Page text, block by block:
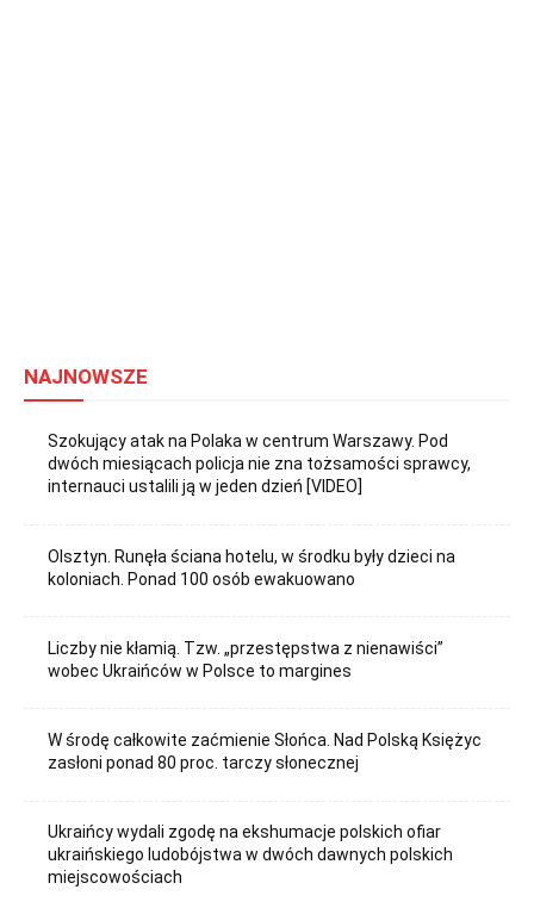
NAJNOWSZE
Szokujący atak na Polaka w centrum Warszawy. Pod
dwóch miesiącach policja nie zna tożsamości sprawcy,
internauci ustalili ją w jeden dzień [VIDEO]
Olsztyn. Runęła ściana hotelu, w środku były dzieci na
koloniach. Ponad 100 osób ewakuowano
Liczby nie kłamią. Tzw. „przestępstwa z nienawiści”
wobec Ukraińców w Polsce to margines
W środę całkowite zaćmienie Słońca. Nad Polską Księżyc
zasłoni ponad 80 proc. tarczy słonecznej
Ukraińcy wydali zgodę na ekshumacje polskich ofiar
ukraińskiego ludobójstwa w dwóch dawnych polskich
miejscowościach